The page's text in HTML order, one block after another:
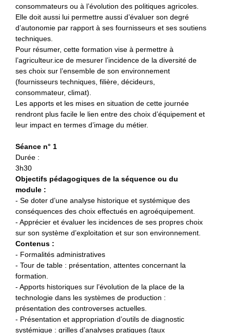
consommateurs ou à l’évolution des politiques agricoles.
Elle doit aussi lui permettre aussi d’évaluer son degré
d’autonomie par rapport à ses fournisseurs et ses soutiens
techniques.
Pour résumer, cette formation vise à permettre à
l’agriculteur.ice de mesurer l’incidence de la diversité de
ses choix sur l’ensemble de son environnement
(fournisseurs techniques, filière, décideurs,
consommateur, climat).
Les apports et les mises en situation de cette journée
rendront plus facile le lien entre des choix d’équipement et
leur impact en termes d’image du métier.
Séance n° 1
Durée :
3h30
Objectifs pédagogiques de la séquence ou du
module :
- Se doter d’une analyse historique et systémique des
conséquences des choix effectués en agroéquipement.
- Apprécier et évaluer les incidences de ses propres choix
sur son système d’exploitation et sur son environnement.
Contenus :
- Formalités administratives
- Tour de table : présentation, attentes concernant la
formation.
- Apports historiques sur l’évolution de la place de la
technologie dans les systèmes de production :
présentation des controverses actuelles.
- Présentation et appropriation d’outils de diagnostic
systémique : grilles d’analyses pratiques (taux